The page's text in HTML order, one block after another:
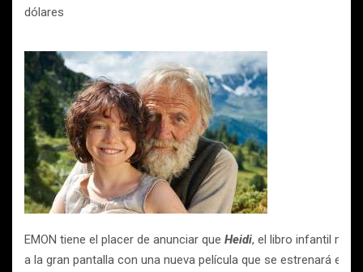
dólares
EMON tiene el placer de anunciar que Heidi, el libro infantil más
a la gran pantalla con una nueva película que se estrenará el